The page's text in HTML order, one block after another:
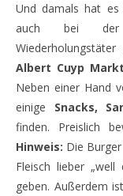
Und damals hat
auch bei der
Albert Cuyp Markt
Neben einer Hand
einige Snacks,
finden. Preislich
Hinweis: Die
Fleisch lieber
geben. Außerdem